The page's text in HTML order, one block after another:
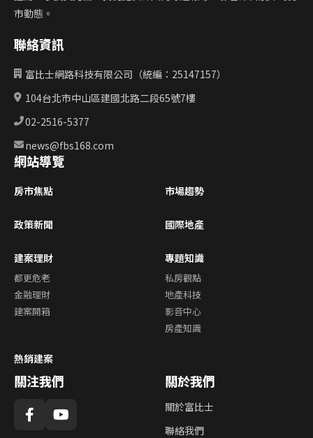
市動態。
聯絡資訊
富比士網路科技有限公司（統編：25147157）
104台北市中山區建國北路二段65號7樓
02-2516-5377
news@fbs168.com
網站導覽
房市焦點 市場趨勢
政策新聞 國際地產
建案理財
都更危老
金融理財
建案開箱
專題知識
私房觀點
地產科技
影音中心
房產知識
熱銷建案
關注我們 關於我們
關於富比士
聯絡我們